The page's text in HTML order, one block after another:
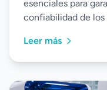
esenciales para
confiabilidad de
reducir errores,
asegurar
Leer más